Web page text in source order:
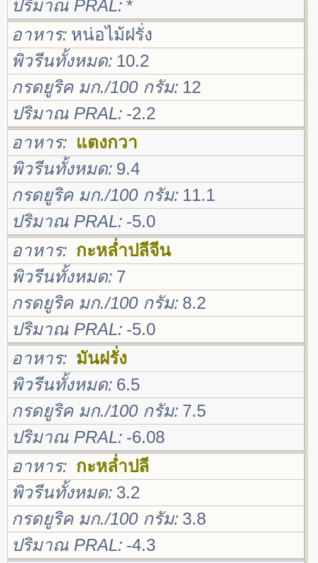
ปริมาณ PRAL *
อาหาร หน่อไม้ฝรั่ง
พิวรีนทั้งหมด 10.2
กรดยูริค มก./100 กรัม 12
ปริมาณ PRAL -2.2
อาหาร
แตงกวา
พิวรีนทั้งหมด 9.4
กรดยูริค มก./100 กรัม 11.1
ปริมาณ PRAL -5.0
อาหาร
กะหล่ำปลีจีน
พิวรีนทั้งหมด 7
กรดยูริค มก./100 กรัม 8.2
ปริมาณ PRAL -5.0
อาหาร
มันฝรั่ง
พิวรีนทั้งหมด 6.5
กรดยูริค มก./100 กรัม 7.5
ปริมาณ PRAL -6.08
อาหาร
กะหล่ำปลี
พิวรีนทั้งหมด 3.2
กรดยูริค มก./100 กรัม 3.8
ปริมาณ PRAL -4.3